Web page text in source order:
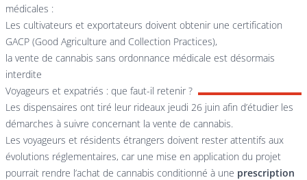
médicales :
Les cultivateurs et exportateurs doivent obtenir une certification
GACP (Good Agriculture and Collection Practices),
la vente de cannabis sans ordonnance médicale est désormais
interdite
Voyageurs et expatriés : que faut-il retenir ?
Les dispensaires ont tiré leur rideaux jeudi 26 juin afin d’étudier les
démarches à suivre concernant la vente de cannabis.
Les voyageurs et résidents étrangers doivent rester attentifs aux
évolutions réglementaires, car une mise en application du projet
pourrait rendre l’achat de cannabis conditionné à une prescription